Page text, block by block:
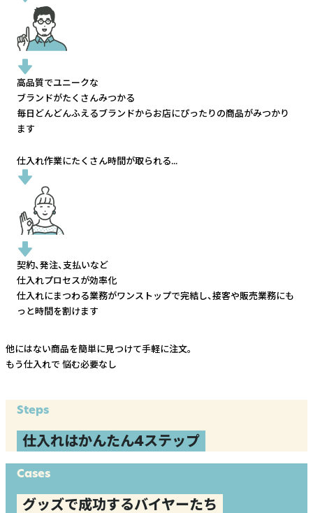
高品質でユニークな
ブランドがたくさんみつかる
毎日どんどんふえるブランドからお店にぴったりの商品がみつかり
ます
仕入れ作業にたくさん時間が取られる...
契約、発注、支払いなど
仕入れプロセスが効率化
仕入れにまつわる業務がワンストップで完結し、接客や販売業務にも
っと時間を割けます
他にはない商品を簡単に見つけて手軽に注文。
もう仕入れで 悩む必要なし
Steps
仕入れはかんたん4ステップ
Cases
グッズで成功するバイヤーたち